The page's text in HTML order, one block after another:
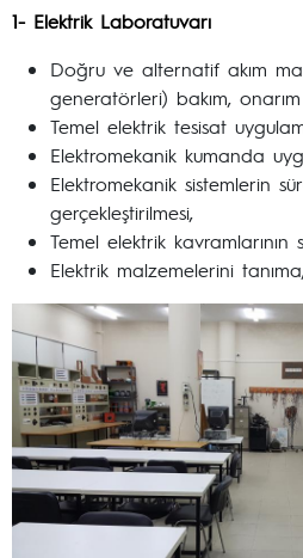
1- Elektrik Laboratuvarı
Doğru ve alternatif akım
generatörleri) bakım,
Temel elektrik tesisat
Elektromekanik kumanda
Elektromekanik sistemlerin
gerçekleştirilmesi,
Temel elektrik kavramlarının
Elektrik malzemelerini